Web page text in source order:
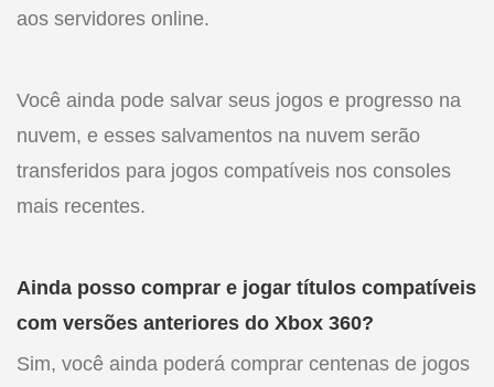
aos servidores online.
Você ainda pode salvar seus jogos e progresso na
nuvem, e esses salvamentos na nuvem serão
transferidos para jogos compatíveis nos consoles
mais recentes.
Ainda posso comprar e jogar títulos compatíveis
com versões anteriores do Xbox 360?
Sim, você ainda poderá comprar centenas de jogos